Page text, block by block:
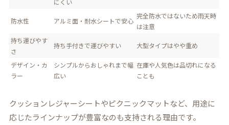
にくい
防水性 アルミ面・耐水シートで安心
完全防水ではないため雨天時
は注意
持ち運びやす
さ
持ち手付きで運びやすい 大型タイプはやや重め
デザイン・カ
ラー
シンプルからおしゃれまで幅
広い
在庫や人気色は品切れになる
ことも
クッションレジャーシートやピクニックマットなど、用途に
応じたラインナップが豊富なのも支持される理由です。